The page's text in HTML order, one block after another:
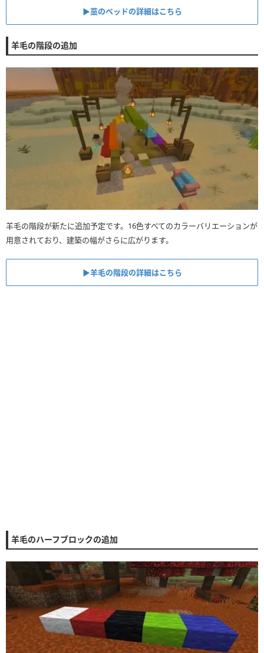
▶︎藁のベッドの詳細はこちら
羊毛の階段の追加
羊毛の階段が新たに追加予定です。16色すべてのカラーバリエーションが
用意されており、建築の幅がさらに広がります。
▶︎羊毛の階段の詳細はこちら
羊毛のハーフブロックの追加